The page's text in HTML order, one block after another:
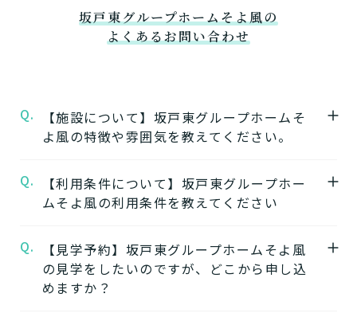
坂戸東グループホームそよ風の
よくあるお問い合わせ
Q.
【施設について】坂戸東グループホームそ
よ風の特徴や雰囲気を教えてください。
★施設の特徴★
坂戸東グループホームそよ風 の公式ページで
ています。
★施設の雰囲気★
Q.
【利用条件について】坂戸東グループホー
ムそよ風の利用条件を教えてください
要介護度：要支援2、要介護1、要介護2、要
介護3、要介護4、要介護5
※施設ごとに年齢などの入居条件がございま
Q.
【見学予約】坂戸東グループホームそよ風
の見学をしたいのですが、どこから申し込
めますか？